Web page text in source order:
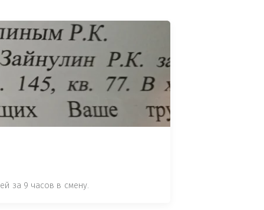
ПРАВОНАРУШЕНИЮ ЗА
ВАШ ОТЗЫВ (НАПРИМЕР:
ВОИСТИНЕ ПРАВИДНЫЙ
7.17 КОАП РФ ЗА ПОРЧУ
ПОМЕЩЕНИЯ РЫБЫ "СЕЛЬД" В